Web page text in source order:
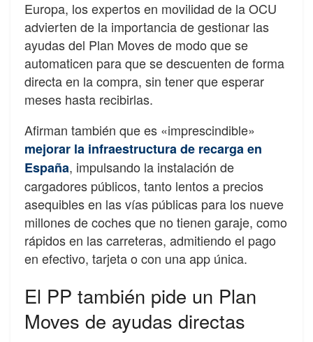
Europa, los expertos en movilidad de la OCU
advierten de la importancia de gestionar las
ayudas del Plan Moves de modo que se
automaticen para que se descuenten de forma
directa en la compra, sin tener que esperar
meses hasta recibirlas.
Afirman también que es «imprescindible»
mejorar la infraestructura de recarga en
España, impulsando la instalación de
cargadores públicos, tanto lentos a precios
asequibles en las vías públicas para los nueve
millones de coches que no tienen garaje, como
rápidos en las carreteras, admitiendo el pago
en efectivo, tarjeta o con una app única.
El PP también pide un Plan
Moves de ayudas directas